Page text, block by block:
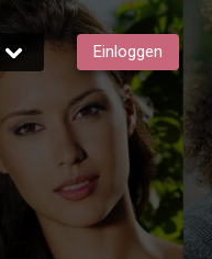
Einloggen